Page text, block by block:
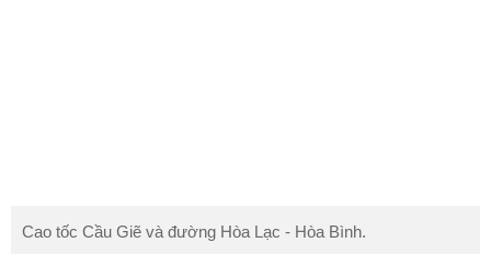
Cao tốc Cầu Giẽ và đường Hòa Lạc - Hòa Bình.